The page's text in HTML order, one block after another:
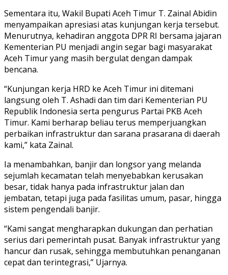
Sementara itu, Wakil Bupati Aceh Timur T. Zainal Abidin
menyampaikan apresiasi atas kunjungan kerja tersebut.
Menurutnya, kehadiran anggota DPR RI bersama jajaran
Kementerian PU menjadi angin segar bagi masyarakat
Aceh Timur yang masih bergulat dengan dampak
bencana.
“Kunjungan kerja HRD ke Aceh Timur ini ditemani
langsung oleh T. Ashadi dan tim dari Kementerian PU
Republik Indonesia serta pengurus Partai PKB Aceh
Timur. Kami berharap beliau terus memperjuangkan
perbaikan infrastruktur dan sarana prasarana di daerah
kami,” kata Zainal.
Ia menambahkan, banjir dan longsor yang melanda
sejumlah kecamatan telah menyebabkan kerusakan
besar, tidak hanya pada infrastruktur jalan dan
jembatan, tetapi juga pada fasilitas umum, pasar, hingga
sistem pengendali banjir.
“Kami sangat mengharapkan dukungan dan perhatian
serius dari pemerintah pusat. Banyak infrastruktur yang
hancur dan rusak, sehingga membutuhkan penanganan
cepat dan terintegrasi,” Ujarnya.